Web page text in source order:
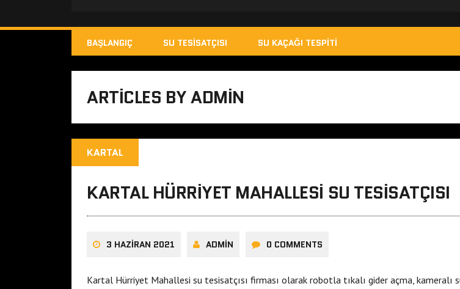
BAŞLANGIÇ SU TESISATÇISI SU KAÇAĞI TESPITI
ARTICLES BY ADMIN
KARTAL
KARTAL HÜRRIYET MAHALLESI SU TESISATÇISI
3 HAZIRAN 2021 ADMIN 0 COMMENTS
Kartal Hürriyet Mahallesi su tesisatçısı firması olarak robotla tıkalı gider açma, kameralı